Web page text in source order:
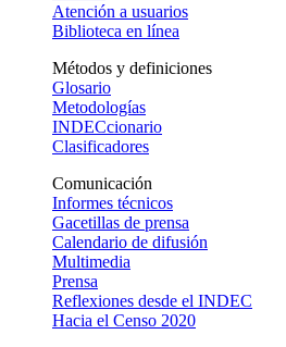
Atención a usuarios
Biblioteca en línea
Métodos y definiciones
Glosario
Metodologías
INDECcionario
Clasificadores
Comunicación
Informes técnicos
Gacetillas de prensa
Calendario de difusión
Multimedia
Prensa
Reflexiones desde el INDEC
Hacia el Censo 2020